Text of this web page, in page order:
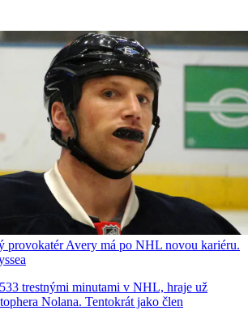
provokatér Avery má po NHL novou kariéru.
trestnými minutami v NHL, hraje už
Nolana. Tentokrát jako člen